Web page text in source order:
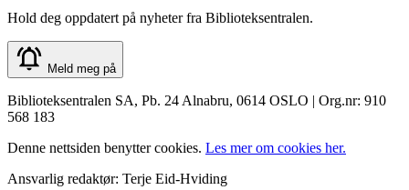
Hold deg oppdatert på nyheter fra Biblioteksentralen.
Meld meg på
Biblioteksentralen SA, Pb. 24 Alnabru, 0614 OSLO | Org.nr: 910
568 183
Denne nettsiden benytter cookies. Les mer om cookies her.
Ansvarlig redaktør: Terje Eid-Hviding